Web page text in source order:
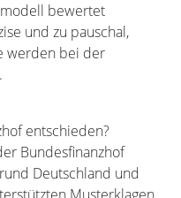
bewertet
und zu pauschal,
werden bei der
entschieden?
Bundesfinanzhof
Deutschland und